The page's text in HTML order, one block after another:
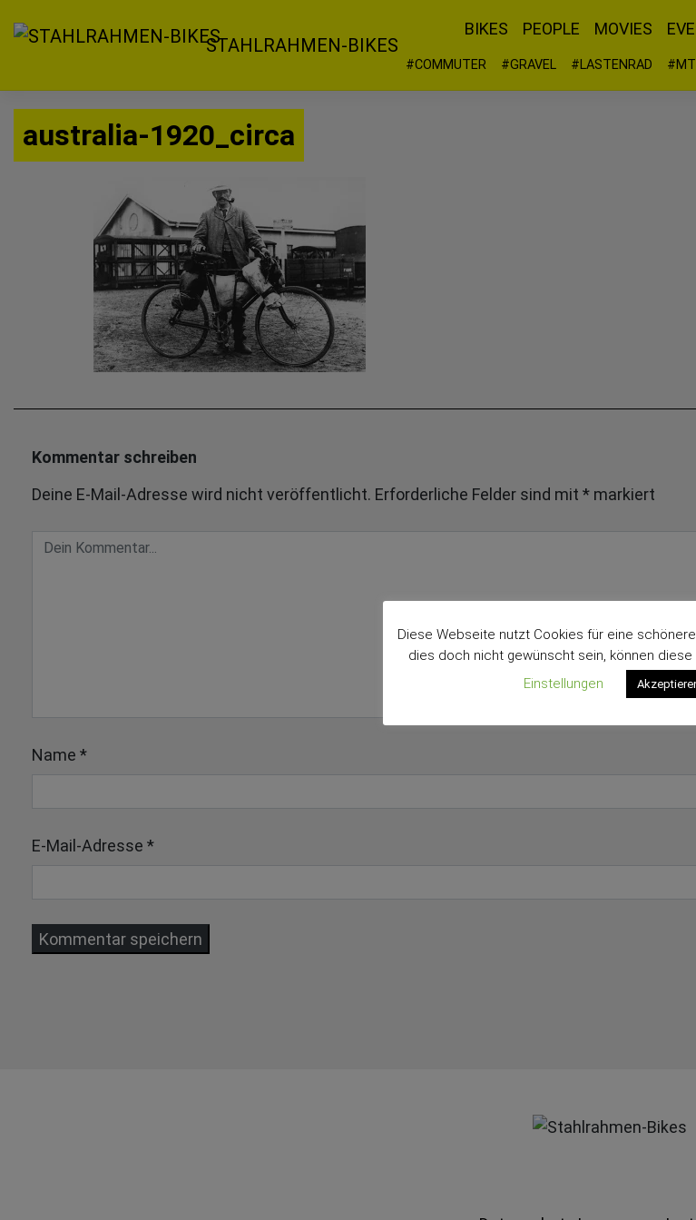
Inhalt
STAHLRAHMEN-BIKES
BIKES PEOPLE MOVIES
#COMMUTER #GRAVEL #LASTENRAD
australia-1920_circa
Kommentar schreiben
Deine E-Mail-Adresse wird nicht veröffentlicht. Erforderliche Felder sind mit * markiert
Name *
E-Mail-Adresse *
Diese Webseite nutzt Cookies für eine
dies doch nicht gewünscht sein, können
Einstellungen